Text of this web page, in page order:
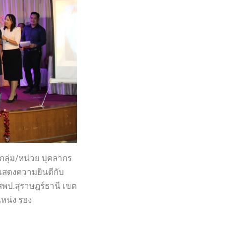
ลุ่ม/หน่วย บุคลากร
สดงความยินดีกับ
พป.สุราษฎร์ธานี เขต
น่ง รอง